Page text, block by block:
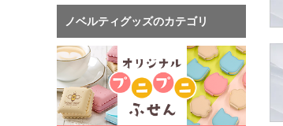
ノベルティグッズのカテゴリ